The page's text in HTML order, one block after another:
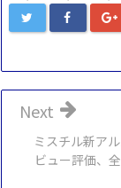
ミスチル新ア
ビュー評価、
Next